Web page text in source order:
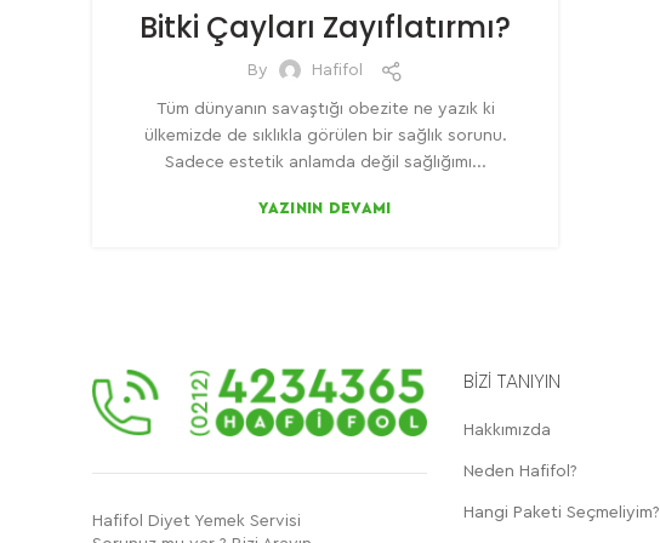
Bitki Çayları Zayıflatırmı?
By Hafifol
Tüm dünyanın savaştığı obezite ne yazık ki
ülkemizde de sıklıkla görülen bir sağlık sorunu.
Sadece estetik anlamda değil sağlığımı...
YAZININ DEVAMI
Hafifol Diyet Yemek Servisi
BİZİ TANIYIN
Hakkımızda
Neden Hafifol?
Hangi Paketi Seçmeliyim?